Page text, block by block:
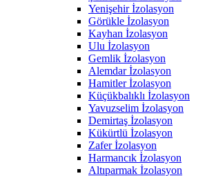
Yenişehir İzolasyon
Görükle İzolasyon
Kayhan İzolasyon
Ulu İzolasyon
Gemlik İzolasyon
Alemdar İzolasyon
Hamitler İzolasyon
Küçükbalıklı İzolasyon
Yavuzselim İzolasyon
Demirtaş İzolasyon
Kükürtlü İzolasyon
Zafer İzolasyon
Harmancık İzolasyon
Altıparmak İzolasyon